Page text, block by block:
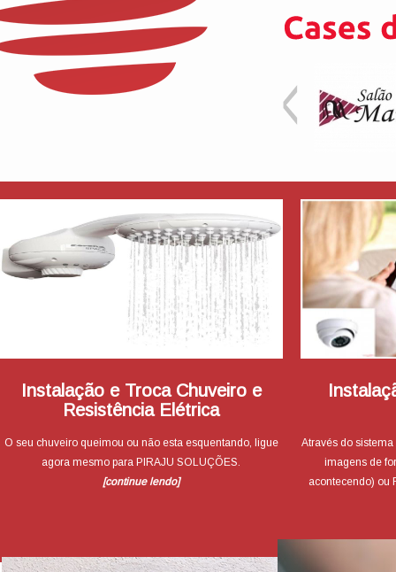
Instalação e Troca Chuveiro e
Resistência Elétrica
O seu chuveiro queimou ou não esta esquentando, ligue
agora mesmo para PIRAJU SOLUÇÕES.
[continue lendo]
Através do
imagens de
acontecendo) ou